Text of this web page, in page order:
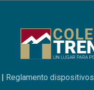
| Reglamento dispositivos